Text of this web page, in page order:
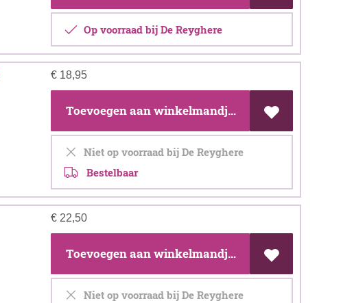
Op voorraad bij De Reyghere
€18,95
Toevoegen aan winkelmandje
Niet op voorraad bij De Reyghere
Bestelbaar
€22,50
Toevoegen aan winkelmandje
Niet op voorraad bij De Reyghere